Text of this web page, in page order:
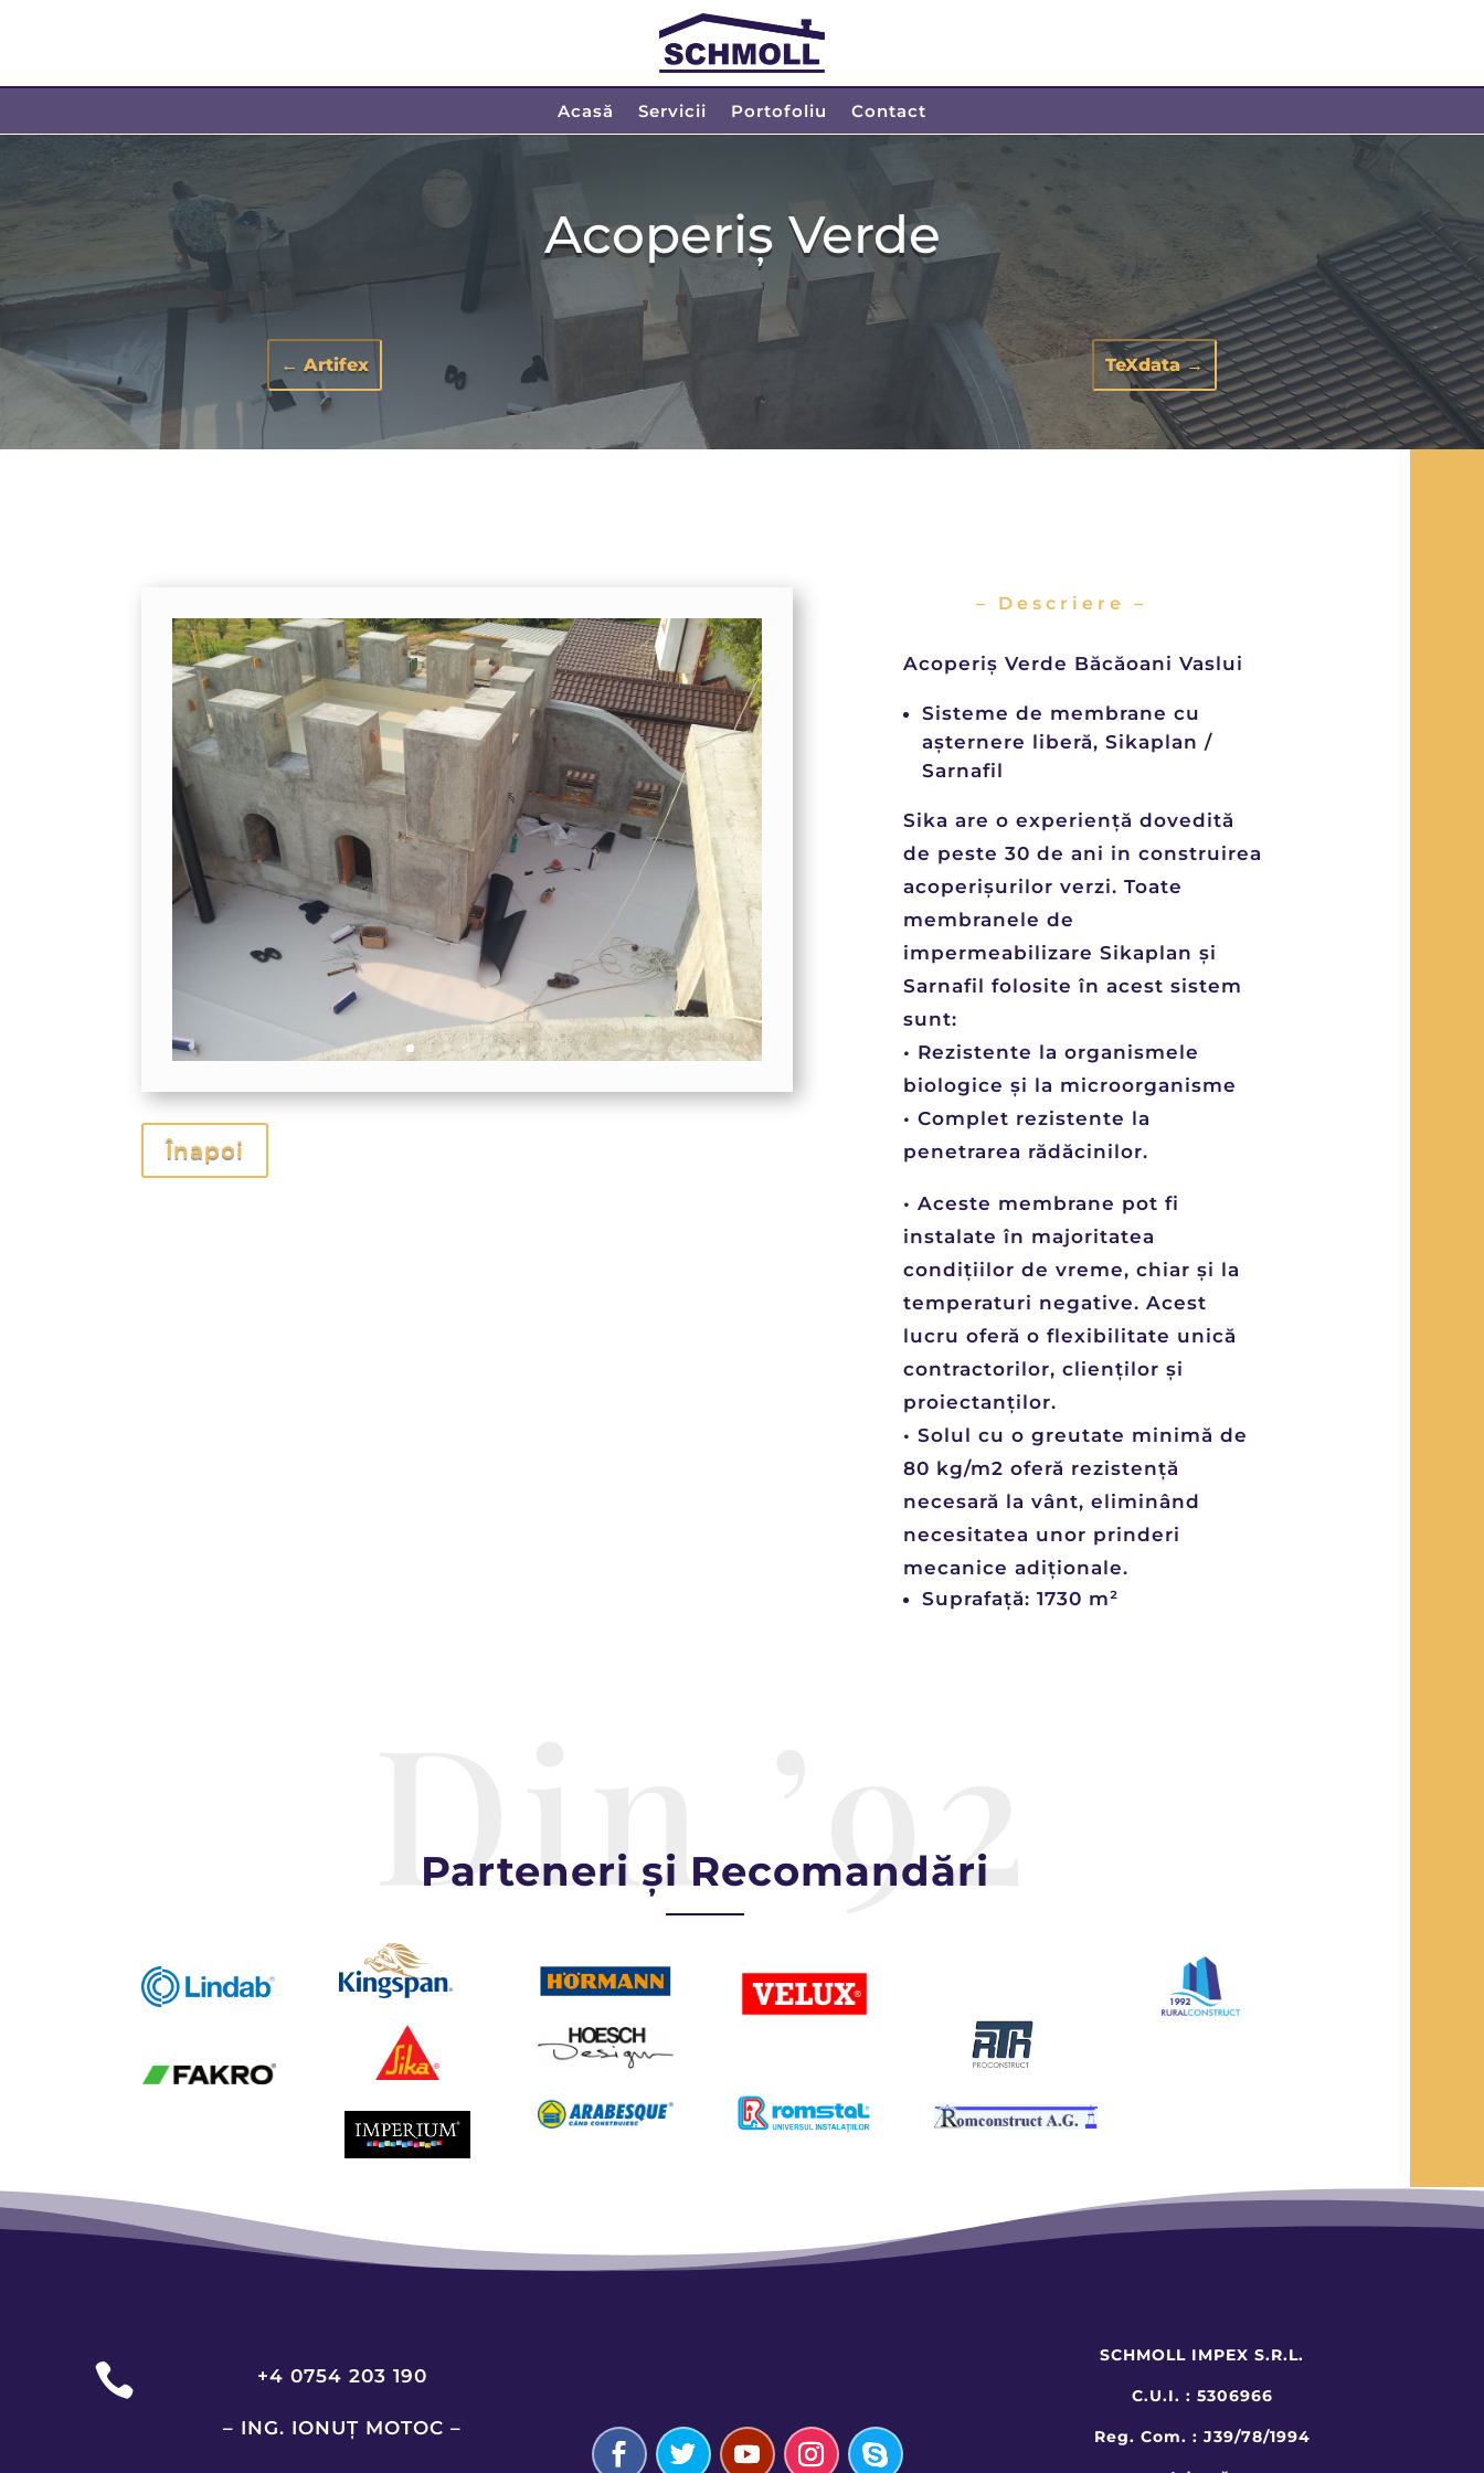
Acasă Servicii Portofoliu Contact
Acoperiș Verde
← Artifex TeXdata→
Înapoi
– Descriere –
Acoperiș Verde Băcăoani Vaslui
Sisteme de membrane cu
așternere liberă, Sikaplan /
Sarnafil
Sika are o experiență dovedită
de peste 30 de ani in construirea
acoperișurilor verzi. Toate
membranele de
impermeabilizare Sikaplan și
Sarnafil folosite în acest sistem
sunt:
• Rezistente la organismele
biologice și la microorganisme
• Complet rezistente la
penetrarea rădăcinilor.
• Aceste membrane pot fi
instalate în majoritatea
condițiilor de vreme, chiar și la
temperaturi negative. Acest
lucru oferă o flexibilitate unică
contractorilor, clienților și
proiectanților.
• Solul cu o greutate minimă de
80 kg/m2 oferă rezistență
necesară la vânt, eliminând
necesitatea unor prinderi
mecanice adiționale.
Suprafață: 1730 m²
Din ’92
Parteneri și Recomandări
 +4 0754 203 190
– ING. IONUȚ MOTOC –
SCHMOLL IMPEX S.R.L.
C.U.I. : 5306966
Reg. Com. : J39/78/1994